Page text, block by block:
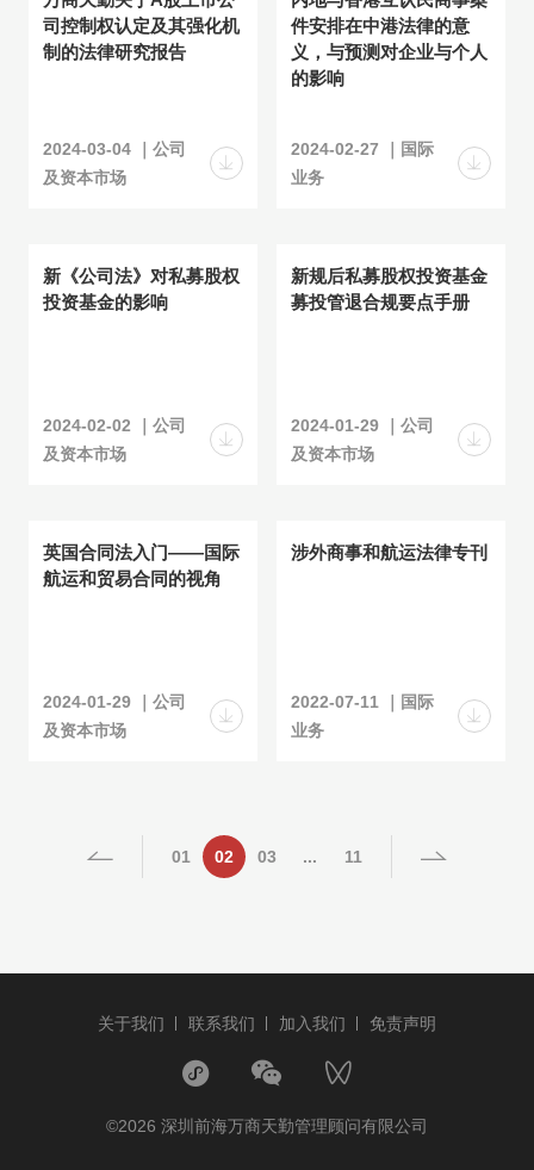
司控制权认定及其强化机
制的法律研究报告
2024-03-04 ｜公司
及资本市场
件安排在中港法律的意
义，与预测对企业与个人
的影响
2024-02-27 ｜国际
业务
新《公司法》对私募股权
投资基金的影响
2024-02-02 ｜公司
及资本市场
新规后私募股权投资基金
募投管退合规要点手册
2024-01-29 ｜公司
及资本市场
英国合同法入门——国际
航运和贸易合同的视角
2024-01-29 ｜公司
及资本市场
涉外商事和航运法律专刊
2022-07-11 ｜国际
业务
01 02 03 ... 11
关于我们 联系我们 加入我们 免责声明
©2026 深圳前海万商天勤管理顾问有限公司